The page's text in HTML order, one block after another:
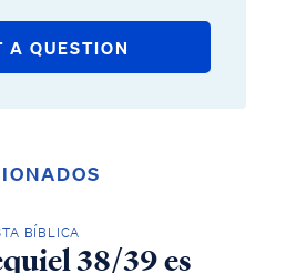
A QUESTION
BÍBLICA
38/39 es